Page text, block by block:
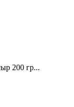
200 гр...